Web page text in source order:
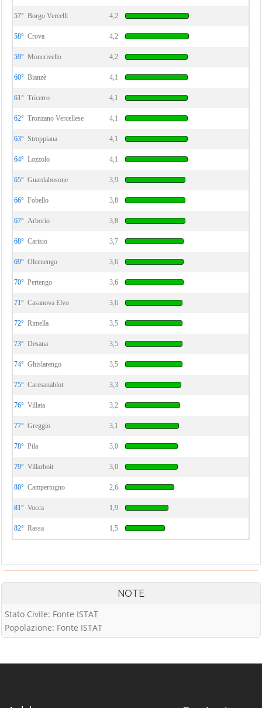
57° Borgo Vercelli 4,2
58° Crova 4,2
59° Moncrivello 4,2
60° Bianzè 4,1
61° Tricerro 4,1
62° Tronzano Vercellese 4,1
63° Stroppiana 4,1
64° Lozzolo 4,1
65° Guardabosone 3,9
66° Fobello 3,8
67° Arborio 3,8
68° Carisio 3,7
69° Olcenengo 3,6
70° Pertengo 3,6
71° Casanova Elvo 3,6
72° Rimella 3,5
73° Desana 3,5
74° Ghislarengo 3,5
75° Caresanablot 3,3
76° Villata 3,2
77° Greggio 3,1
78° Pila 3,0
79° Villarboit 3,0
80° Campertogno 2,6
81° Vocca 1,9
82° Rassa 1,5
NOTE
Stato Civile: Fonte ISTAT
Popolazione: Fonte ISTAT